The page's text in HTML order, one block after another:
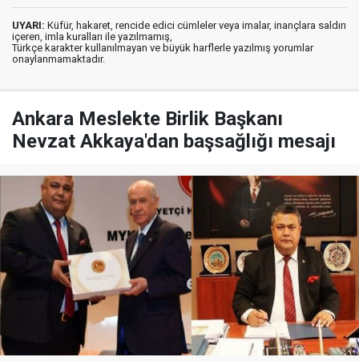
UYARI: Küfür, hakaret, rencide edici cümleler veya imalar, inançlara saldırı
içeren, imla kuralları ile yazılmamış,
Türkçe karakter kullanılmayan ve büyük harflerle yazılmış yorumlar
onaylanmamaktadır.
Ankara Meslekte Birlik Başkanı
Nevzat Akkaya'dan başsağlığı mesajı